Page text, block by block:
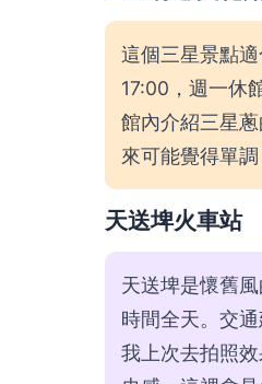
這個三星景點
17:00，週一休
館內介紹三星
來可能覺得單
天送埤火車站
天送埤是懷舊
時間全天。交
我上次去拍照